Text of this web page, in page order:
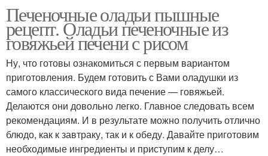
Печеночные оладьи пышные
рецепт. Оладьи печеночные из
говяжьей печени с рисом
Ну, что готовы ознакомиться с первым вариантом
приготовления. Будем готовить с Вами оладушки из
самого классического вида печение — говяжьей.
Делаются они довольно легко. Главное следовать всем
рекомендациям. И в результате можно получить отлично
блюдо, как к завтраку, так и к обеду. Давайте приготовим
необходимые ингредиенты и приступим к делу…